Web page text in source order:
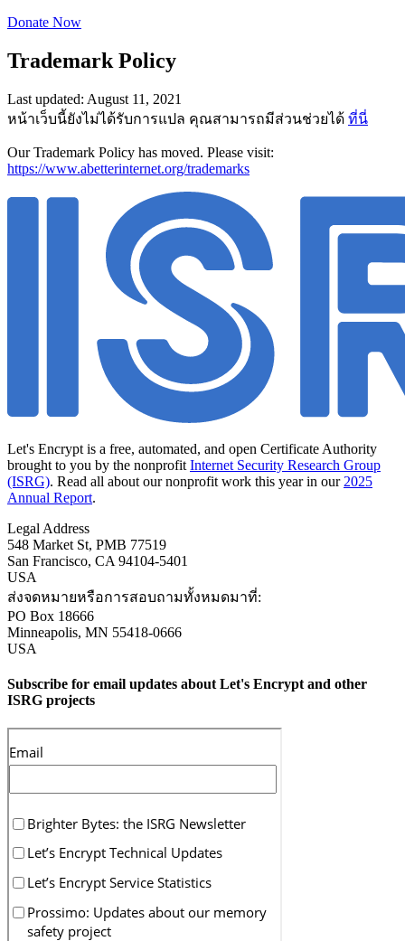
Donate Now
Trademark Policy
Last updated: August 11, 2021
หน้าเว็บนี้ยังไม่ได้รับการแปล คุณสามารถมีส่วนช่วยได้ ที่นี่
Our Trademark Policy has moved. Please visit:
https://www.abetterinternet.org/trademarks
Let's Encrypt is a free, automated, and open Certificate Authority
brought to you by the nonprofit Internet Security Research Group
(ISRG). Read all about our nonprofit work this year in our 2025
Annual Report.
Legal Address
548 Market St, PMB 77519
San Francisco, CA 94104-5401
USA
ส่งจดหมายหรือการสอบถามทั้งหมดมาที่:
PO Box 18666
Minneapolis, MN 55418-0666
USA
Subscribe for email updates about Let's Encrypt and other
ISRG projects